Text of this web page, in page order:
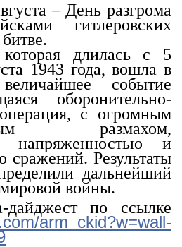
– День разгрома
гитлеровских
длилась с 5
1943 года, вошла в
событие
оборонительно-
операция, с огромным
размахом,
напряженностью и
сражений. Результаты
дальнейший
войны.
дайджест по ссылке
arm_ckid?w=wall-